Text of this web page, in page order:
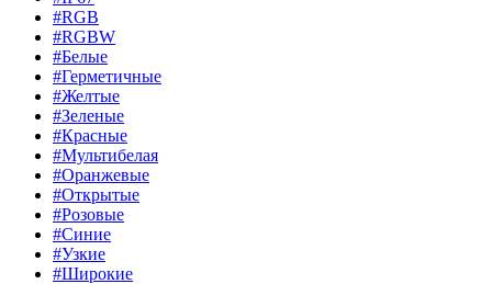
#RGB
#RGBW
#Белые
#Герметичные
#Желтые
#Зеленые
#Красные
#Мультибелая
#Оранжевые
#Открытые
#Розовые
#Синие
#Узкие
#Широкие